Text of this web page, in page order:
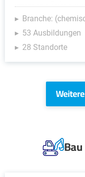
Branche:
53 Ausbildungen
28 Standorte